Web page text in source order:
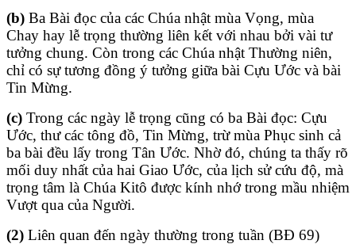
(b) Ba Bài đọc của các Chúa nhật mùa Vọng, mùa
Chay hay lễ trọng thường liên kết với nhau bởi vài tư
tưởng chung. Còn trong các Chúa nhật Thường niên,
chỉ có sự tương đồng ý tưởng giữa bài Cựu Ước và bài
Tin Mừng.
(c) Trong các ngày lễ trọng cũng có ba Bài đọc: Cựu
Ước, thư các tông đồ, Tin Mừng, trừ mùa Phục sinh cả
ba bài đều lấy trong Tân Ước. Nhờ đó, chúng ta thấy rõ
mối duy nhất của hai Giao Ước, của lịch sử cứu độ, mà
trọng tâm là Chúa Kitô được kính nhớ trong mầu nhiệm
Vượt qua của Người.
(2) Liên quan đến ngày thường trong tuần (BĐ 69)